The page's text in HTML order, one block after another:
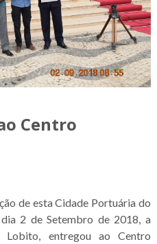
Centro
de esta Cidade Portuária do
2 de Setembro de 2018, a
Lobito, entregou ao Centro